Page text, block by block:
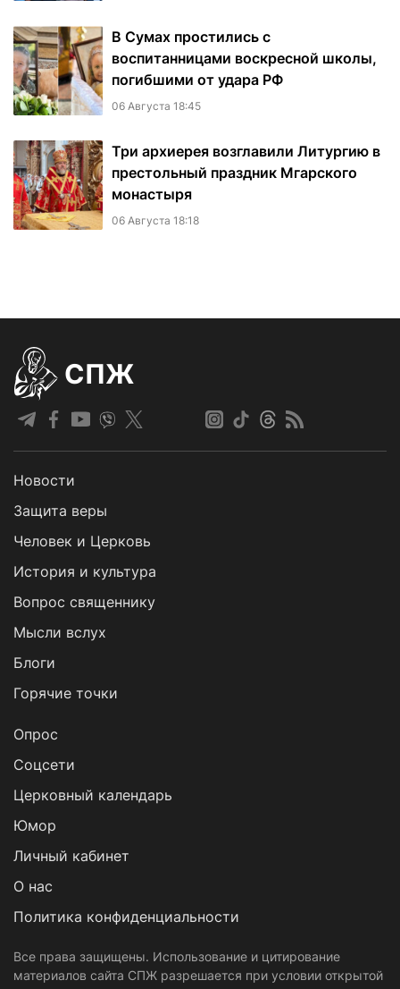
В Сумах простились с
воспитанницами воскресной школы,
погибшими от удара РФ
06 Августа 18:45
Три архиерея возглавили Литургию в
престольный праздник Мгарского
монастыря
06 Августа 18:18
СПЖ
Новости
Защита веры
Человек и Церковь
История и культура
Вопрос священнику
Мысли вслух
Блоги
Горячие точки
Опрос
Cоцсети
Церковный календарь
Юмор
Личный кабинет
О нас
Политика конфиденциальности
Все права защищены. Использование и цитирование
материалов сайта СПЖ разрешается при условии открытой